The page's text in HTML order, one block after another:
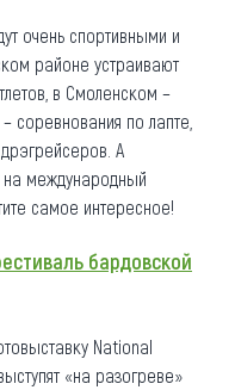
очень спортивными и
районе устраивают
в Смоленском –
соревнования по лапте,
А
на международный
самое интересное!
бардовской
National
«на разогреве»